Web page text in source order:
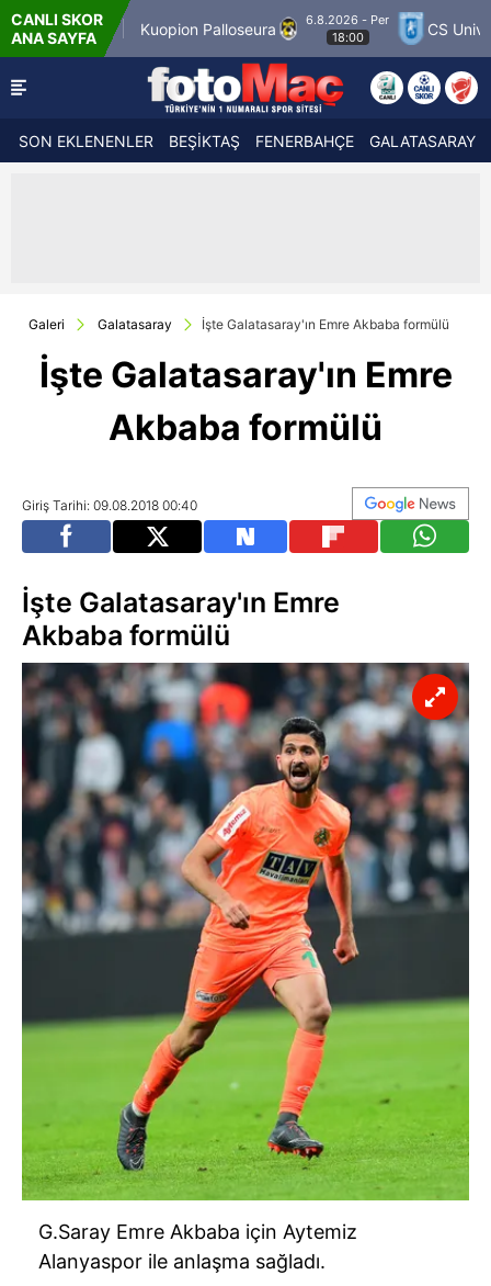
CANLI SKOR
ANA SAYFA
12 Kuopion Palloseura
6.8.2026 - Per
18:00
CS Universitatea
SON EKLENENLER BEŞİKTAŞ FENERBAHÇE GALATASARAY
Galeri Galatasaray İşte Galatasaray'ın Emre Akbaba formülü
İşte Galatasaray'ın Emre
Akbaba formülü
Giriş Tarihi: 09.08.2018 00:40
İşte Galatasaray'ın Emre
Akbaba formülü
G.Saray Emre Akbaba için Aytemiz
Alanyaspor ile anlaşma sağladı.